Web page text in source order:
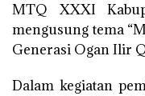
MTQ XXXI
mengusung tema
Generasi Ogan Ilir
Dalam kegiatan